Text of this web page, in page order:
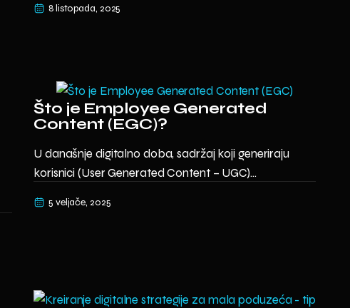
8 listopada, 2025
Što je Employee Generated
Content (EGC)?
U današnje digitalno doba, sadržaj koji generiraju
korisnici (User Generated Content – UGC)...
5 veljače, 2025